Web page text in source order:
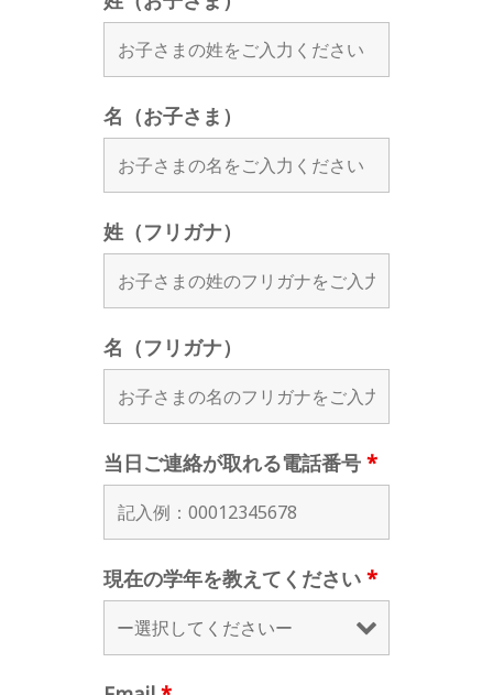
名（お子さま）
姓（フリガナ）
名（フリガナ）
当日ご連絡が取れる電話番号 *
現在の学年を教えてください *